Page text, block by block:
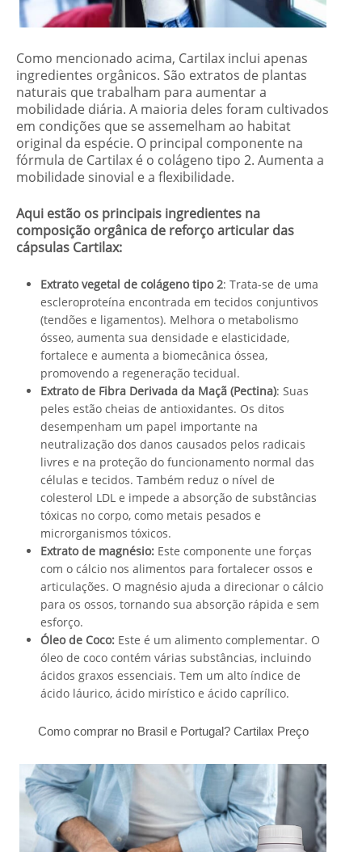
Como mencionado acima, Cartilax inclui apenas
ingredientes orgânicos. São extratos de plantas
naturais que trabalham para aumentar a
mobilidade diária. A maioria deles foram cultivados
em condições que se assemelham ao habitat
original da espécie. O principal componente na
fórmula de Cartilax é o colágeno tipo 2. Aumenta a
mobilidade sinovial e a flexibilidade.
Aqui estão os principais ingredientes na
composição orgânica de reforço articular das
cápsulas Cartilax:
Extrato vegetal de colágeno tipo 2: Trata-se de uma
escleroproteína encontrada em tecidos conjuntivos
(tendões e ligamentos). Melhora o metabolismo
ósseo, aumenta sua densidade e elasticidade,
fortalece e aumenta a biomecânica óssea,
promovendo a regeneração tecidual.
Extrato de Fibra Derivada da Maçã (Pectina): Suas
peles estão cheias de antioxidantes. Os ditos
desempenham um papel importante na
neutralização dos danos causados pelos radicais
livres e na proteção do funcionamento normal das
células e tecidos. Também reduz o nível de
colesterol LDL e impede a absorção de substâncias
tóxicas no corpo, como metais pesados e
microrganismos tóxicos.
Extrato de magnésio: Este componente une forças
com o cálcio nos alimentos para fortalecer ossos e
articulações. O magnésio ajuda a direcionar o cálcio
para os ossos, tornando sua absorção rápida e sem
esforço.
Óleo de Coco: Este é um alimento complementar. O
óleo de coco contém várias substâncias, incluindo
ácidos graxos essenciais. Tem um alto índice de
ácido láurico, ácido mirístico e ácido caprílico.
Como comprar no Brasil e Portugal? Cartilax Preço